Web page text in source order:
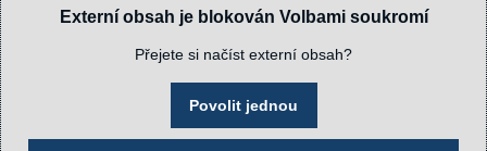
Externí obsah je blokován Volbami soukromí
Přejete si načíst externí obsah?
Povolit jednou